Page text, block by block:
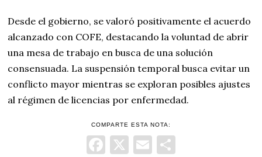
Desde el gobierno, se valoró positivamente el acuerdo
alcanzado con COFE, destacando la voluntad de abrir
una mesa de trabajo en busca de una solución
consensuada. La suspensión temporal busca evitar un
conflicto mayor mientras se exploran posibles ajustes
al régimen de licencias por enfermedad.
COMPARTE ESTA NOTA:
Facebook
X Email